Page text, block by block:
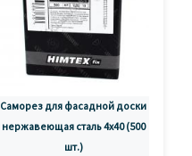
Саморез для фасадной доски
нержавеющая сталь 4x40 (500
шт.)